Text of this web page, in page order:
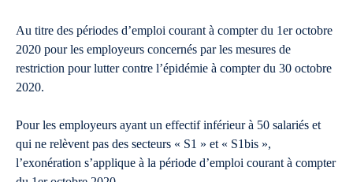
Au titre des périodes d’emploi courant à compter du 1er octobre
2020 pour les employeurs concernés par les mesures de
restriction pour lutter contre l’épidémie à compter du 30 octobre
2020.
Pour les employeurs ayant un effectif inférieur à 50 salariés et
qui ne relèvent pas des secteurs « S1 » et « S1bis »,
l’exonération s’applique à la période d’emploi courant à compter